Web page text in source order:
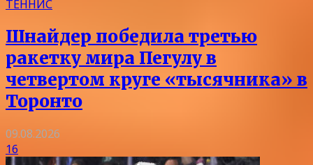
ТЕННИС
Шнайдер победила третью
ракетку мира Пегулу в
четвертом круге «тысячника» в
Торонто
09.08.2026
16